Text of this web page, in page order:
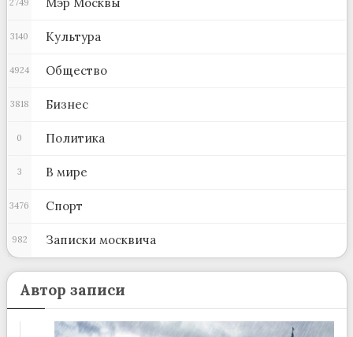
2749
Культура
3140
Общество
4924
Бизнес
3818
Политика
0
В мире
3
Спорт
3476
Записки москвича
982
Автор записи